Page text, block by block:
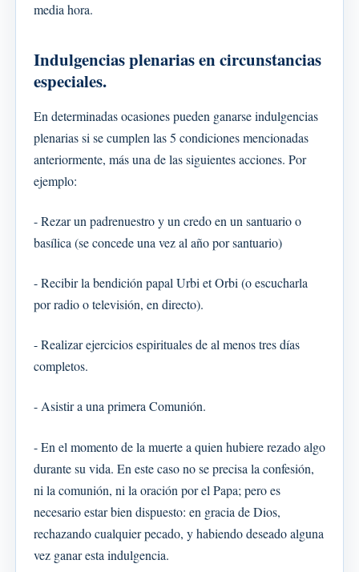
media hora.
Indulgencias plenarias en circunstancias
especiales.
En determinadas ocasiones pueden ganarse indulgencias
plenarias si se cumplen las 5 condiciones mencionadas
anteriormente, más una de las siguientes acciones. Por
ejemplo:
- Rezar un padrenuestro y un credo en un santuario o
basílica (se concede una vez al año por santuario)
- Recibir la bendición papal Urbi et Orbi (o escucharla
por radio o televisión, en directo).
- Realizar ejercicios espirituales de al menos tres días
completos.
- Asistir a una primera Comunión.
- En el momento de la muerte a quien hubiere rezado algo
durante su vida. En este caso no se precisa la confesión,
ni la comunión, ni la oración por el Papa; pero es
necesario estar bien dispuesto: en gracia de Dios,
rechazando cualquier pecado, y habiendo deseado alguna
vez ganar esta indulgencia.